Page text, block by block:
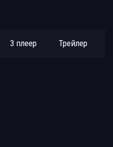
3 плеер Трейлер